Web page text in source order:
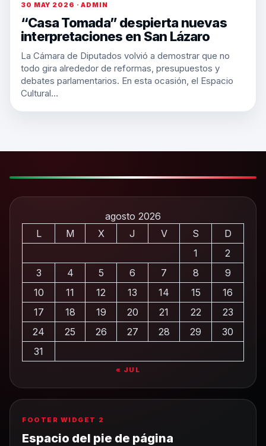
30 MAY 2026 · ADMIN
“Casa Tomada” despierta nuevas
interpretaciones en San Lázaro
La Cámara de Diputados volvió a demostrar que no
todo gira alrededor de reformas, presupuestos y
debates parlamentarios. En esta ocasión, el Espacio
Cultural…
agosto 2026
L
M X J V S
D
1
2
3
4 5 6 7 8
9
10
11 12 13 14 15
16
17
18 19 20 21 22
23
24
25 26 27 28 29
30
31
« JUL
FOOTER WIDGET 2
Espacio del pie de página